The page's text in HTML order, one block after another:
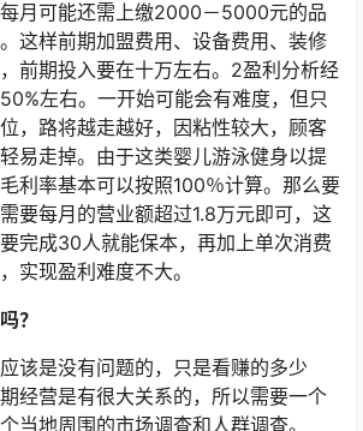
月可能还需上缴2000－5000元的品
这样前期加盟费用、设备费用、装修
前期投入要在十万左右。2盈利分析经
左右。一开始可能会有难度，但只
，路将越走越好，因粘性较大，顾客
易走掉。由于这类婴儿游泳健身以提
利率基本可以按照100％计算。那么要
要每月的营业额超过1.8万元即可，这
完成30人就能保本，再加上单次消费
实现盈利难度不大。
？
该是没有问题的，只是看赚的多少
经营是有很大关系的，所以需要一个
当地周围的市场调查和人群调查。